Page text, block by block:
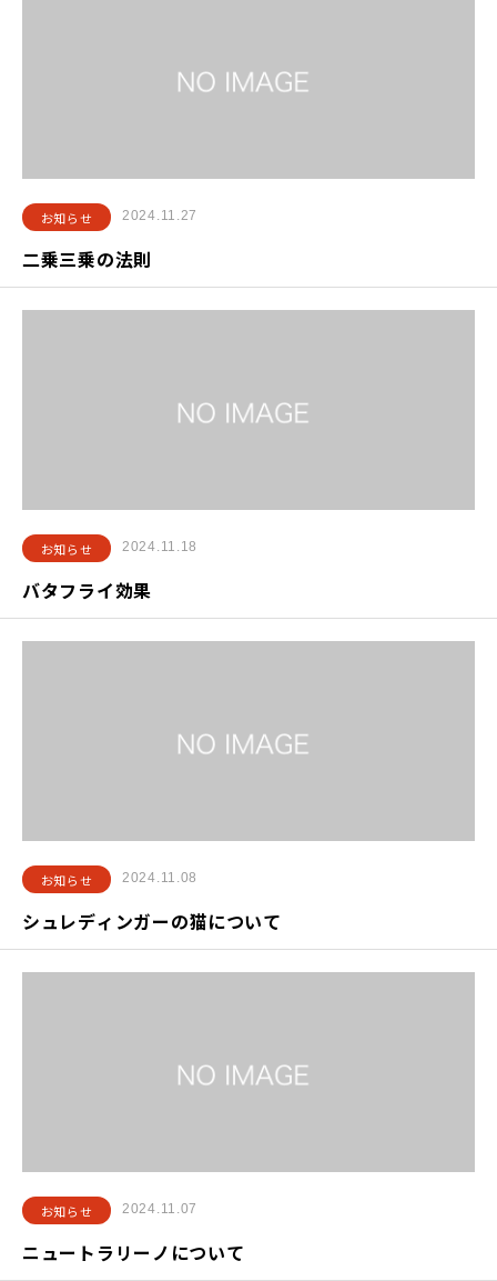
お知らせ 2024.11.27
二乗三乗の法則
お知らせ 2024.11.18
バタフライ効果
お知らせ 2024.11.08
シュレディンガーの猫について
お知らせ 2024.11.07
ニュートラリーノについて